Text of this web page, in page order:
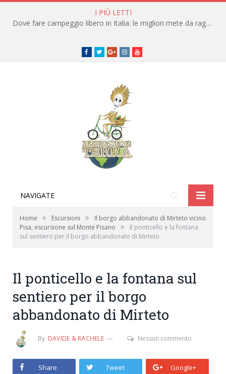
I PIÙ LETTI
Dove fare campeggio libero in Italia: le migliori mete da raggiungere in traghetto
Facebook
TwitterGoogle+instagramyoutube
NAVIGATE
Home » Escursioni »
Il borgo abbandonato di Mirteto vicino
Pisa, escursione sul Monte Pisano
»
Il ponticello e la fontana
sul sentiero per il borgo abbandonato di Mirteto
Il ponticello e la fontana sul
sentiero per il borgo
abbandonato di Mirteto
By DAVIDE & RACHELE Nessun commento
Share Tweet Google+